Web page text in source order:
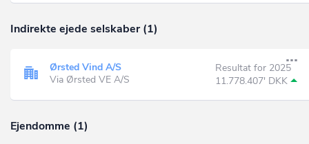
Indirekte ejede selskaber (1)
Ørsted Vind A/S
Via Ørsted VE A/S
Resultat for 2025
11.778.407' DKK
Ejendomme (1)